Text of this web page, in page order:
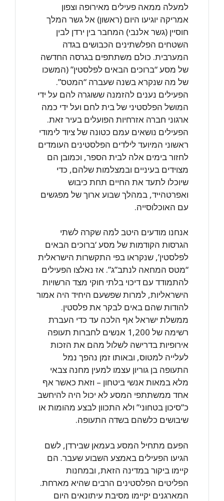
למעלה ממאה פעילים מאירופה וצפון
אמריקה יוגיעו היום (ראשון) אל גשר המלך
חוסיין (גשר אלנבי) המחבר בין ירדן לבין
השטחים הפלשתינים הכבושים בגדה
המערבית. כולם משתתפים בגרסה החדשה
של מסע “ברוכים הבאים לפלסטין” (המשכו
של מה שנקרא בשנה שעברה “המטס”.
הפעילים נענים להזמנה ששוגרה להם על ידי
המושל הפלסטיני של בית לחם ועל ידי כמה
ארגוני חברה אזרחיות הפועלים בעיר זאת.
הפעילים נושאים עמם כטונה של ציוד לימודי
ראשוני המיועד לילדים הפלסטינים העומדים
לחזור בימים אלה לבית הספר, וכמובן הם
מצוידים בעיניים ובמצלמות שלהם, כדי
שיוכלו לתעד את החיים תחת כיבוש
ואפרטהייד, במהלך שבוע ארוך של מפגשים
עם האוכלוסייה.
אנחנו מודעים היטב למה שקרה לשתי
הגרסות הקודמות של מסע ‘ברוכים הבאים
לפלסטין’, שנקראו בפי התקשרות הישראלית
“מטס המחאה לנתב”ג”. אז נאלצו הפעילים
להתמודד עם דיכוי בלתי חוקי מצד הרשויות
הישראליות, למרות שפשעם היחיד היה אמור
להודות שהם באים לבקר את פלסטין.
ממשלת ישראל אף הלכה עד כדי העברת
רשימה של 1,200 אנשים לחברות תעופה
אירופיות בדרישה לשלול מהם את הזכות
לעלייה למטוס, ובאותו זמן נהפך נמל
התעופה בן גוריון עצמו למעין מחנה צבאי
מלא במאות אנשי ביטחון – וזאת כאשר אף
אחד ממשתתפי המסע לא יכול היה להיחשב
כ”סיכון בטחוני” ולא התכוון לבצע מהומות או
שיבושים כלשהם בשדה התעופה.
הפעם מתחיל המסע בעמאן שבירדן, לשם
הגיעו הפעילים באמצע השבוע שעבר. הם
קיימו ביקור במדינה הזאת, ובמחנות
הפליטים הפלסטינים הרבים שהיא מארחת.
המארגנים יקיימו מסיבת עיתונאים היום